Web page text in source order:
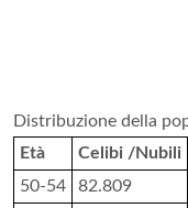
Distribuzione della
Età
Celibi /Nubili
50-54
82.809